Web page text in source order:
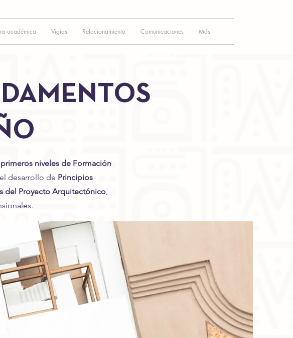
académica Vigías Relacionamiento Comunicaciones Más
niveles de Formación
desarrollo de Principios
del Proyecto Arquitectónico,